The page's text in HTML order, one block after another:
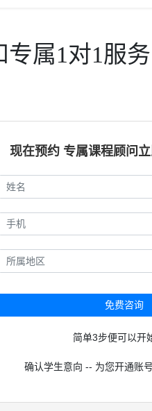
专属1对1服务
现在预约 专属课程顾问
免费咨询
简单3步便可以开
确认学生意向 -- 为您开通账